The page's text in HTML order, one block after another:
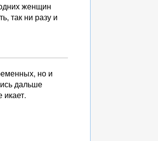
женщин
так ни разу и
но и
дальше